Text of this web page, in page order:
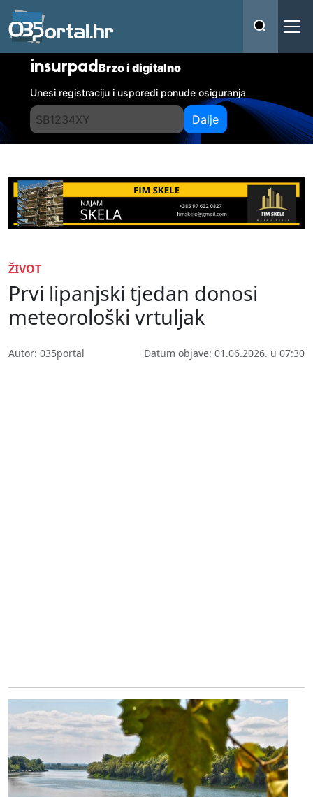
insurpadBrzo i digitalno
Unesi registraciju i usporedi ponude osiguranja
Dalje
ŽIVOT
Prvi lipanjski tjedan donosi
meteorološki vrtuljak
Autor: 035portal Datum objave: 01.06.2026. u 07:30